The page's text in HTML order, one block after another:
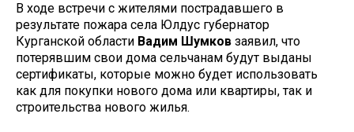
В ходе встречи с жителями пострадавшего в
результате пожара села Юлдус губернатор
Курганской области Вадим Шумков заявил, что
потерявшим свои дома сельчанам будут выданы
сертификаты, которые можно будет использовать
как для покупки нового дома или квартиры, так и
строительства нового жилья.